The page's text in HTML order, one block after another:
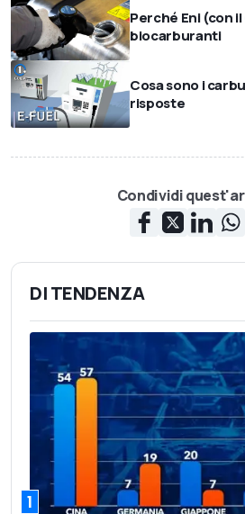
Perché Eni (con
biocarburanti
Cosa sono i
risposte
Condividi
DI TENDENZA
1